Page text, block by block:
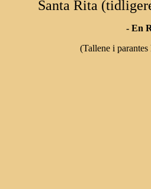
Santa Rita
- En
(Tallene i